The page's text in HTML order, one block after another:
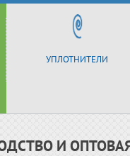
УПЛОТНИТЕЛИ
И